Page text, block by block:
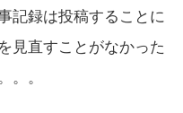
記録は投稿することに
見直すことがなかった
。。